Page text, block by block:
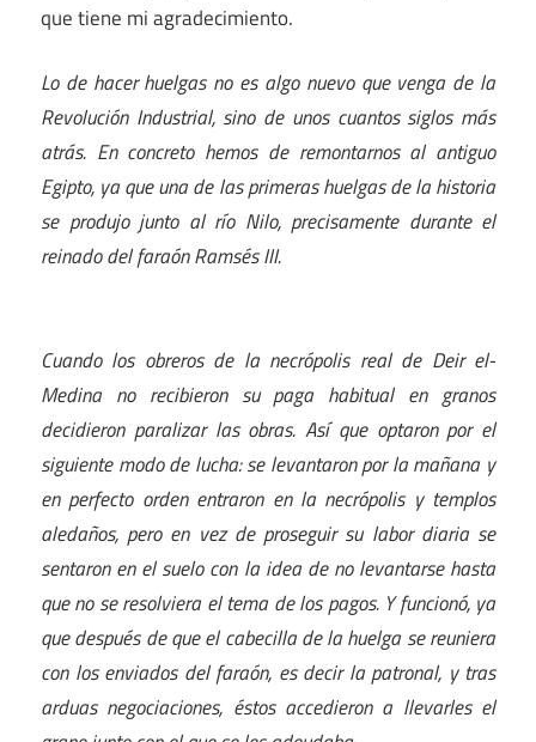
que tiene mi agradecimiento.
Lo de hacer huelgas no es algo nuevo que venga de la
Revolución Industrial, sino de unos cuantos siglos más
atrás. En concreto hemos de remontarnos al antiguo
Egipto, ya que una de las primeras huelgas de la historia
se produjo junto al río Nilo, precisamente durante el
reinado del faraón Ramsés III.
Cuando los obreros de la necrópolis real de Deir el-
Medina no recibieron su paga habitual en granos
decidieron paralizar las obras. Así que optaron por el
siguiente modo de lucha: se levantaron por la mañana y
en perfecto orden entraron en la necrópolis y templos
aledaños, pero en vez de proseguir su labor diaria se
sentaron en el suelo con la idea de no levantarse hasta
que no se resolviera el tema de los pagos. Y funcionó, ya
que después de que el cabecilla de la huelga se reuniera
con los enviados del faraón, es decir la patronal, y tras
arduas negociaciones, éstos accedieron a llevarles el